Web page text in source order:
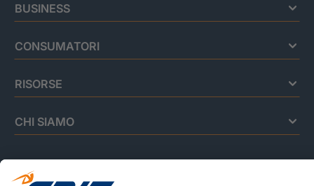
BUSINESS
CONSUMATORI
RISORSE
CHI SIAMO
Cookie Policy